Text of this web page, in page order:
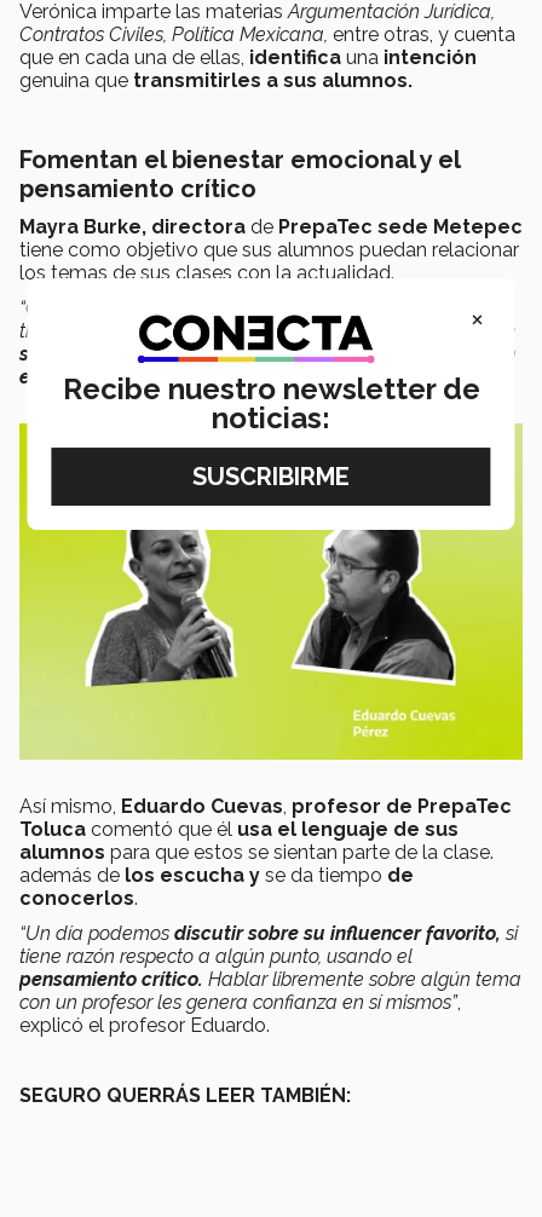
Verónica imparte las materiasArgumentación Jurídica,
Contratos Civiles, Política Mexicana, entre otras, y cuenta
que en cada una de ellas, identifica una intención
genuina que transmitirles a sus alumnos.
Fomentan el bienestar emocional y el
pensamiento crítico
Mayra Burke, directora de PrepaTec sede Metepec
tiene como objetivo que sus alumnos puedan relacionar
los temas de sus clases con la actualidad.
“Quiero enseñarles que todos los eventos del pasado
tienen efectos hoy en día, pero también enseñarles aque
se sientan felices con lo que sea que decidan hacer en
el futuro”
, expresó la profesora Mayra.
Así mismo, Eduardo Cuevas profesor de PrepaTec
Toluca comentó que él usa el lenguaje de sus
alumnos para que estos se sientan parte de la clase.
además de los escucha y se da tiempo de
conocerlos.
“Un día podemos discutir sobre su influencer favorito, si
tiene razón respecto a algún punto, usando el
pensamiento crítico. Hablar libremente sobre algún tema
con un profesor les genera confianza en sí mismos”,
explicó el profesor Eduardo.
SEGURO QUERRÁS LEER TAMBIÉN:
×
Recibe nuestro newsletter de
noticias: